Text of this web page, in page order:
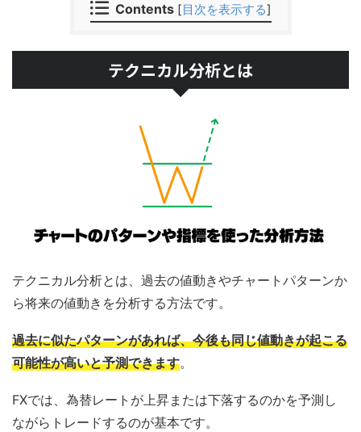
Contents [目次を表示する]
テクニカル分析とは
テクニカル分析とは、過去の値動きやチャートパターンか
ら将来の値動きを分析する方法です。
過去に似たパターンがあれば、今後も同じ値動きが起こる
可能性が高いと予測できます。
FXでは、為替レートが上昇または下落するのかを予測し
ながらトレードするのが基本です。